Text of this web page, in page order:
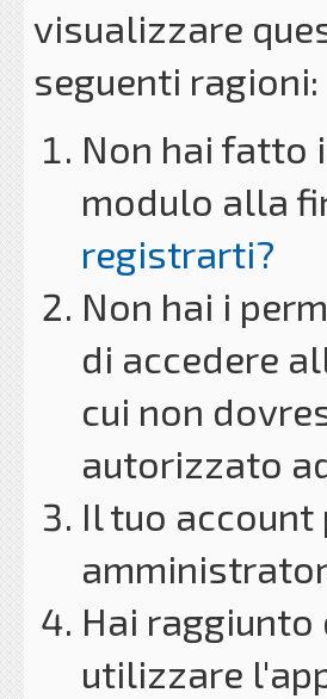
visualizzare
seguenti ragioni:
Non hai fatto
modulo alla
registrarti?
Non hai i
di accedere
cui non
autorizzato
Il tuo
Hai
utilizzare